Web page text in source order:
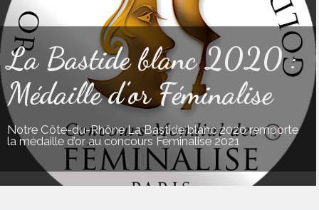
La Bastide blanc 2020 :
Médaille d’or Féminalise
Notre Côte-du-Rhône La Bastide blanc 2020 remporte
la médaille d’or au concours Féminalise 2021